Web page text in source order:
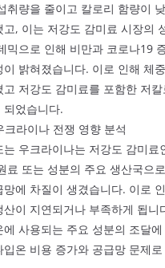
취량을 줄이고 칼로리 함량이
고, 이는 저강도 감미료 시장의
믹으로 인해 비만과 코로나19
이 밝혀졌습니다. 이로 인해 체
고 저강도 감미료를 포함한 저
되었습니다.
크라이나 전쟁 영향 분석
는 우크라이나는 저강도 감미료
료 또는 성분의 주요 생산국으
망에 차질이 생겼습니다. 이로
산이 지연되거나 부족하게 됩니
에 사용되는 주요 성분의 조달
입온 비용 증가와 공급망 문제